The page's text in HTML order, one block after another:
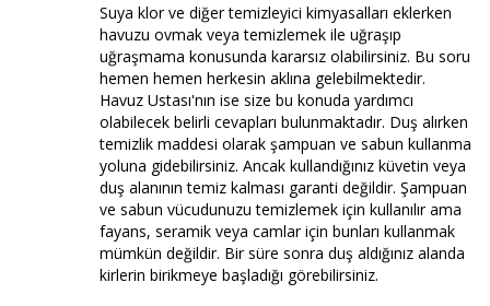
Suya klor ve diğer temizleyici kimyasalları eklerken
havuzu ovmak veya temizlemek ile uğraşıp
uğraşmama konusunda kararsız olabilirsiniz. Bu soru
hemen hemen herkesin aklına gelebilmektedir.
Havuz Ustası'nın ise size bu konuda yardımcı
olabilecek belirli cevapları bulunmaktadır. Duş alırken
temizlik maddesi olarak şampuan ve sabun kullanma
yoluna gidebilirsiniz. Ancak kullandığınız küvetin veya
duş alanının temiz kalması garanti değildir. Şampuan
ve sabun vücudunuzu temizlemek için kullanılır ama
fayans, seramik veya camlar için bunları kullanmak
mümkün değildir. Bir süre sonra duş aldığınız alanda
kirlerin birikmeye başladığı görebilirsiniz.